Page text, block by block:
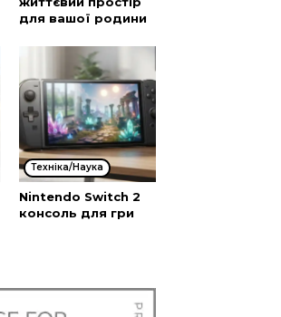
для вашої родини
Техніка/Наука
Nintendo Switch 2
консоль для гри